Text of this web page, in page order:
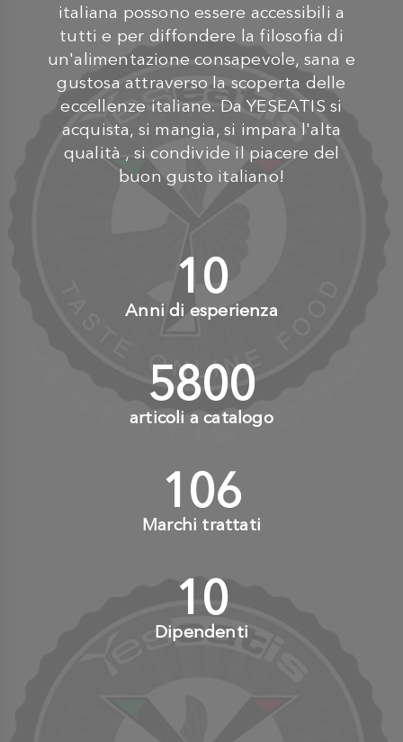
italiana possono essere accessibili a
tutti e per diffondere la filosofia di
un'alimentazione consapevole, sana e
gustosa attraverso la scoperta delle
eccellenze italiane. Da YESEATIS si
acquista, si mangia, si impara l'alta
qualità , si condivide il piacere del
buon gusto italiano!
10+
Anni di esperienza
6000+
articoli a catalogo
110+
Marchi trattati
10+
Dipendenti